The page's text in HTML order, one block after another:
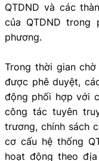
QTDND và các
của QTDND
phương.
Trong thời gian
được phê duyệt,
động phối hợp với
công tác tuyên
trương, chính sách
cơ cấu hệ thống
hoạt động theo